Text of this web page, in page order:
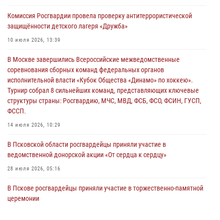
безопасности во время празднования Дня ВДВ
улицу Труда
31 июля 2026, 13:53
В Санкт-Петербурге прошел окружной этап ежегодного
Всероссийского конкурса профессионального мастерства среди
сотрудников вневедомственной охраны Росгвардии, Псковские
Росгвардейцы одержали победу
Комиссия Росгвардии провела проверку антитеррористической
защищённости детского лагеря «Дружба»
10 июля 2026, 13:39
В Москве завершились Всероссийские межведомственные
соревнования сборных команд федеральных органов
исполнительной власти «Кубок Общества «Динамо» по хоккею».
Турнир собрал 8 сильнейших команд, представляющих ключевые
структуры страны: Росгвардию, МЧС, МВД, ФСБ, ФСО, ФСИН, ГУСП,
ФССП.
14 июля 2026, 10:29
В Псковской области росгвардейцы приняли участие в
ведомственной донорской акции «От сердца к сердцу»
28 июля 2026, 05:16
В Пскове росгвардейцы приняли участие в торжественно-памятной
церемонии